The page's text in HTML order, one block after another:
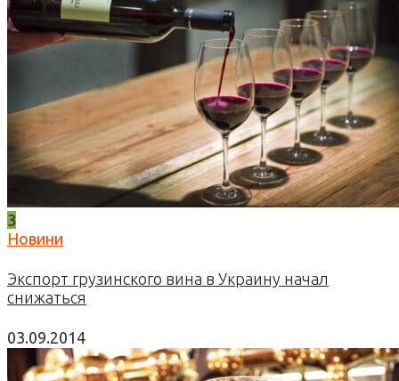
3
Новини
Экспорт грузинского вина в Украину начал
снижаться
03.09.2014